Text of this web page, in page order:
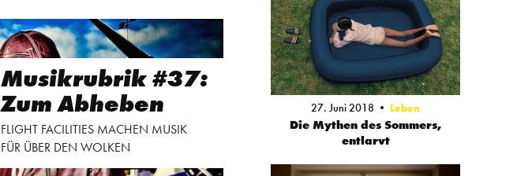
Musikrubrik #37:
Zum Abheben
FLIGHT FACILITIES MACHEN MUSIK
FÜR ÜBER DEN WOLKEN
27. Juni 2018 Leben
Die Mythen des Sommers,
entlarvt